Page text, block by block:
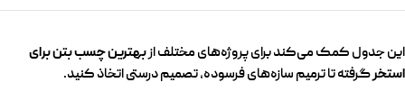
این جدول کمک می‌کند برای پروژه‌های مختلف ازبهترین چسب بتن برای
استخرگرفته تا ترمیم سازه‌های فرسوده، تصمیم درستی اتخاذ کنید.